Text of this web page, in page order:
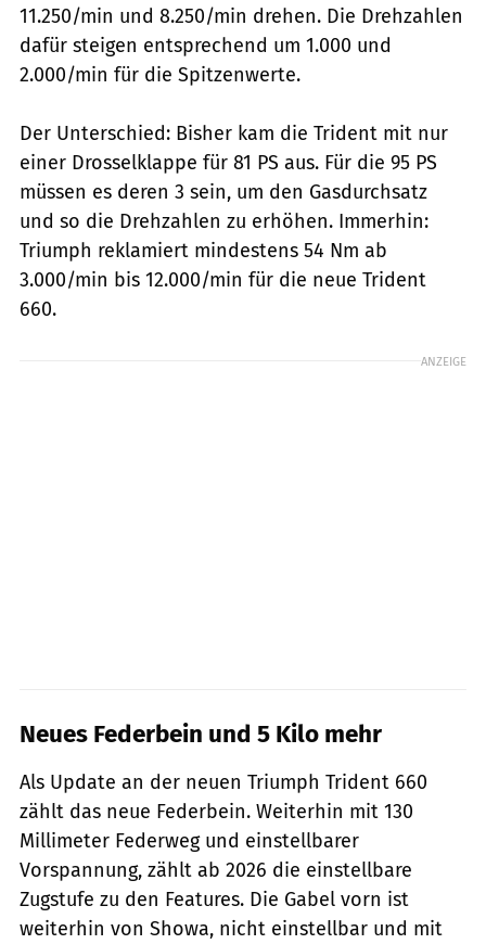
11.250/min und 8.250/min drehen. Die Drehzahlen
dafür steigen entsprechend um 1.000 und
2.000/min für die Spitzenwerte.
Der Unterschied: Bisher kam die Trident mit nur
einer Drosselklappe für 81 PS aus. Für die 95 PS
müssen es deren 3 sein, um den Gasdurchsatz
und so die Drehzahlen zu erhöhen. Immerhin:
Triumph reklamiert mindestens 54 Nm ab
3.000/min bis 12.000/min für die neue Trident
660.
ANZEIGE
Neues Federbein und 5 Kilo mehr
Als Update an der neuen Triumph Trident 660
zählt das neue Federbein. Weiterhin mit 130
Millimeter Federweg und einstellbarer
Vorspannung, zählt ab 2026 die einstellbare
Zugstufe zu den Features. Die Gabel vorn ist
weiterhin von Showa, nicht einstellbar und mit